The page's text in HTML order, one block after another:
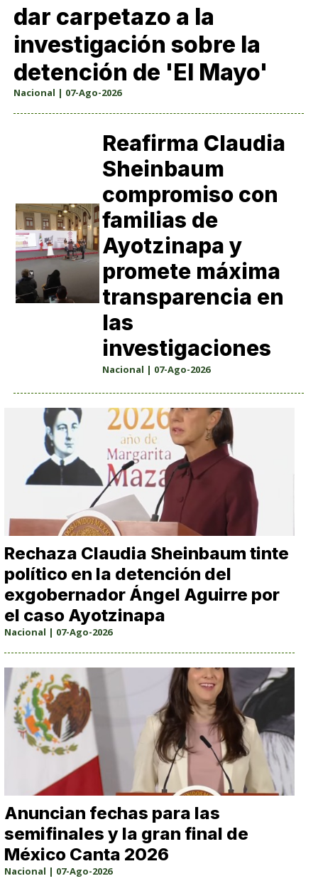
dar carpetazo a la
investigación sobre la
detención de 'El Mayo'
Nacional | 07-Ago-2026
Reafirma Claudia
Sheinbaum
compromiso con
familias de
Ayotzinapa y
promete máxima
transparencia en
las
investigaciones
Nacional | 07-Ago-2026
Rechaza Claudia Sheinbaum tinte
político en la detención del
exgobernador Ángel Aguirre por
el caso Ayotzinapa
Nacional | 07-Ago-2026
Anuncian fechas para las
semifinales y la gran final de
México Canta 2026
Nacional | 07-Ago-2026